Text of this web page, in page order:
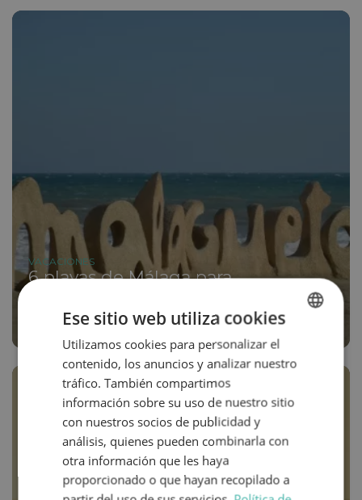
VACACIONES
6 playas de Málaga para
SPANISH
ENGLISH
Ese sitio web utiliza cookies
Utilizamos cookies para personalizar el
contenido, los anuncios y analizar nuestro
tráfico. También compartimos
información sobre su uso de nuestro sitio
con nuestros socios de publicidad y
análisis, quienes pueden combinarla con
otra información que les haya
proporcionado o que hayan recopilado a